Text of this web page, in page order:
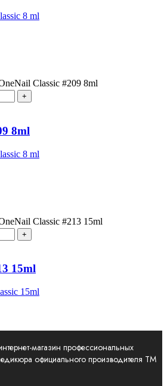
8 ml
Classic #209 8ml
8ml
8 ml
Classic #213 15ml
15ml
15ml
магазин профессиональных
официального производителя ТМ